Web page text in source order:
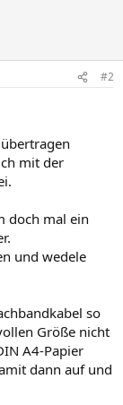
#2
mit der
doch mal ein
und wedele
so
Größe nicht
A4-Papier
dann auf und